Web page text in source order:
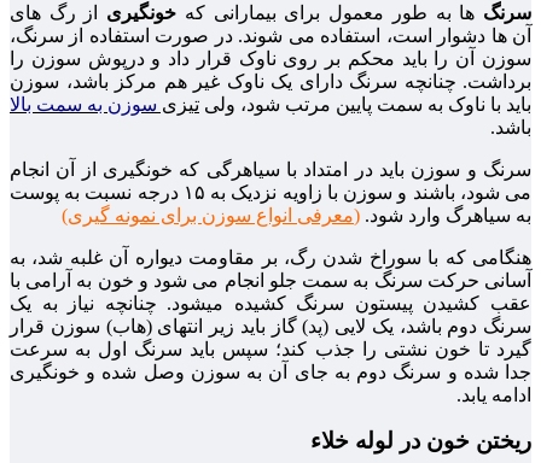
سرنگ ها به طور معمول برای بیمارانی که خونگیری از رگ های
آن ها دشوار است، استفاده می شوند. در صورت استفاده از سرنگ،
سوزن آن را باید محکم بر روی ناوک قرار داد و درپوش سوزن را
برداشت. چنانچه سرنگ دارای یک ناوک غیر هم مرکز باشد، سوزن
باید با ناوک به سمت پایین مرتب شود، ولی تیزی سوزن به سمت بالا
باشد.
سرنگ و سوزن باید در امتداد با سیاهرگی که خونگیری از آن انجام
می شود، باشند و سوزن با زاویه نزدیک به ۱۵ درجه نسبت به پوست
به سیاهرگ وارد شود. (معرفی انواع سوزن برای نمونه گیری)
هنگامی که با سوراخ شدن رگ، بر مقاومت دیواره آن غلبه شد، به
آسانی حرکت سرنگ به سمت جلو انجام می شود و خون به آرامی با
عقب کشیدن پیستون سرنگ کشیده میشود. چنانچه نیاز به یک
سرنگ دوم باشد، یک لایی (پد) گاز باید زیر انتهای (هاب) سوزن قرار
گیرد تا خون نشتی را جذب کند؛ سپس باید سرنگ اول به سرعت
جدا شده و سرنگ دوم به جای آن به سوزن وصل شده و خونگیری
ادامه یابد.
ریختن خون در لوله خلاء